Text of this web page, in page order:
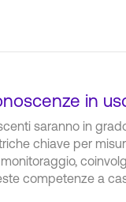
in
saranno in
chiave per
competenze a